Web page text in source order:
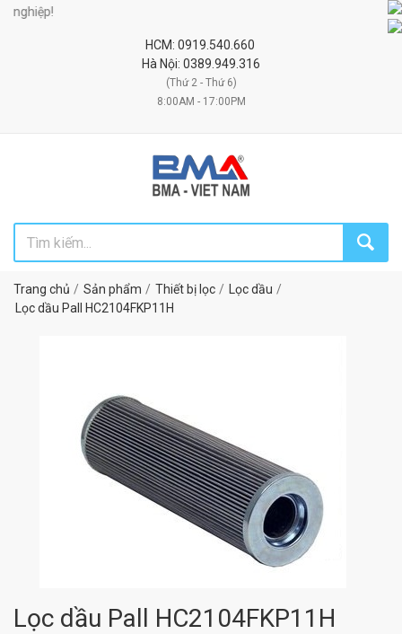
HCM: 0919.540.660
Hà Nội: 0389.949.316
(Thứ 2 - Thứ 6)
8:00AM - 17:00PM
Trang chủ Sản phẩm Thiết bị lọc
Lọc dầu
Lọc dầu Pall HC2104FKP11H
Lọc dầu Pall HC2104FKP11H